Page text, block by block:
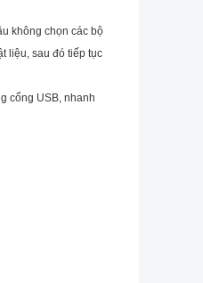
không chọn các bộ
liệu, sau đó tiếp tục
cổng USB, nhanh